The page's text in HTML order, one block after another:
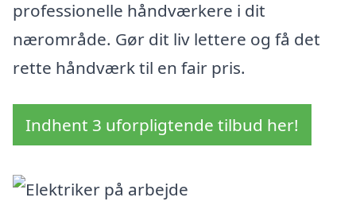
professionelle håndværkere i dit
nærområde. Gør dit liv lettere og få det
rette håndværk til en fair pris.
Indhent 3 uforpligtende tilbud her!